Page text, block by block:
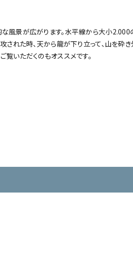
風景が広がります。水平線から大小
された時、天から龍が下り立って、山を砕
いただくのもオススメです。